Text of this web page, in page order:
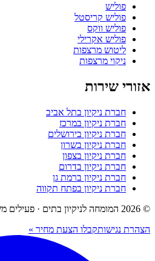
פוליש
פוליש קריסטל
פוליש ווקס
פוליש אקרילי
ליטוש מרצפות
ניקוי מרצפות
אזורי שירות
חברת ניקיון בתל אביב
חברת ניקיון במרכז
חברת ניקיון בירושלים
חברת ניקיון בשרון
חברת ניקיון בצפון
חברת ניקיון בדרום
חברת ניקיון ברמת גן
חברת ניקיון בפתח תקווה
© 2026 המומחה לניקיון בתים · פעילים משנת 2006
הצהרת נגישותקבלו הצעת מחיר »